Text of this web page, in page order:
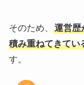
そのため、 運営歴
積み重ねてきてい
す。